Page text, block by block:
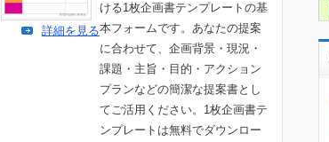
ける1枚企画書テンプレートの基
本フォームです。あなたの提案
に合わせて、企画背景・現況・
課題・主旨・目的・アクション
プランなどの簡潔な提案書とし
てご活用ください。1枚企画書テ
ンプレートは無料でダウンロー
詳細を見る